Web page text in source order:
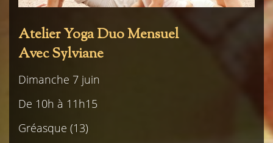
Atelier Yoga Duo Mensuel
Avec Sylviane
Dimanche 7 juin
De 10h à 11h15
Gréasque (13)